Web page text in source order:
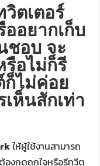
ตเตอร์
อยากเก็บ
ชอบ จะ
รือไม่ก็รี
ก็ไม่ค่อย
ห็นสักเท่า
ให้ผู้ใช้งานสามารถ
องกดถูกใจหรือรีทวีต